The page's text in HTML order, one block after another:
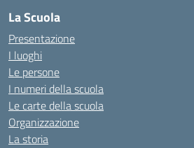
La Scuola
Presentazione
I luoghi
Le persone
I numeri della scuola
Le carte della scuola
Organizzazione
La storia